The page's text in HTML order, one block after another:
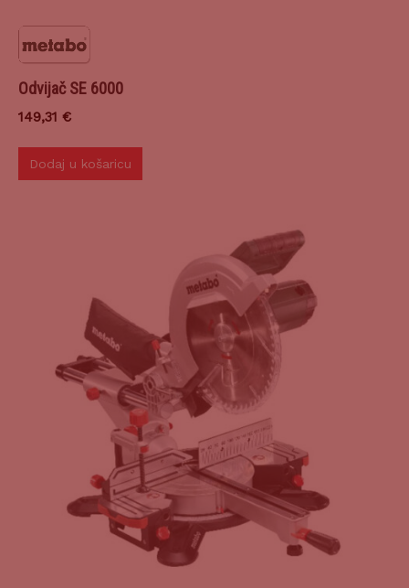
Odvijač SE 6000
149,31 €
Dodaj u košaricu